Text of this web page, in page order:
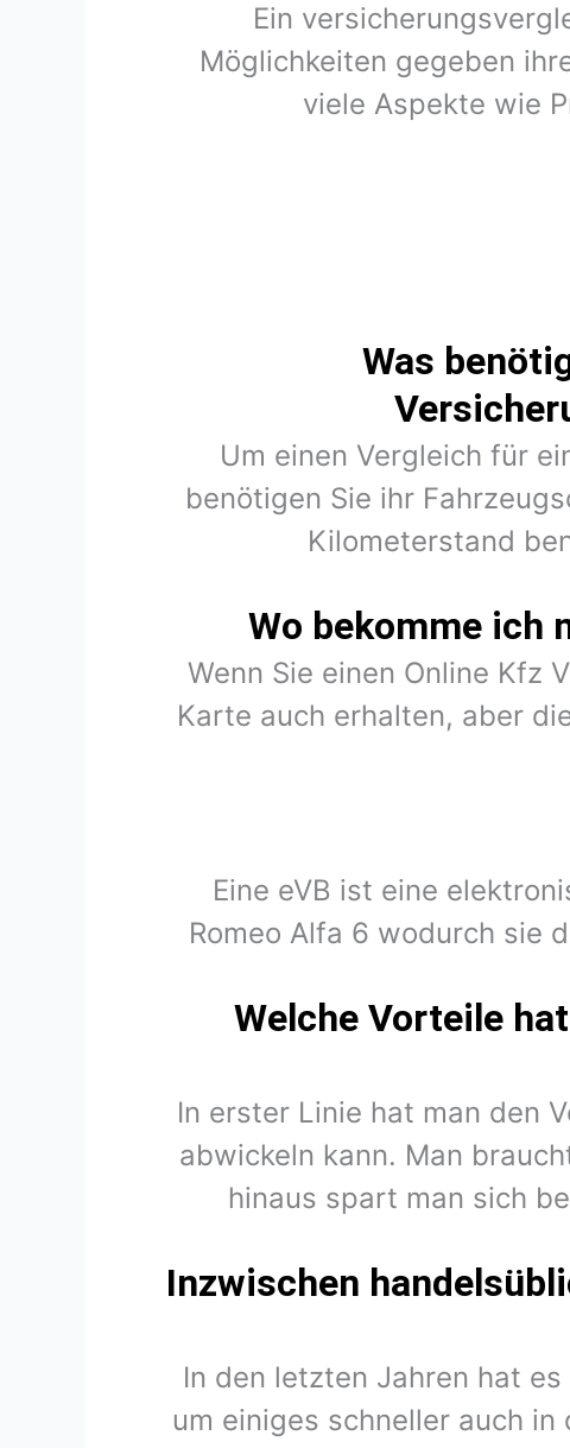
Ein
Möglichkeiten gegeben
viele Aspekte wie
Was
Um einen Vergleich für
benötigen Sie ihr
Kilometerstand
Wo bekomme ich
Wenn Sie einen Online Kfz
Karte auch erhalten, aber
Eine eVB ist eine
Romeo Alfa 6 wodurch sie
Welche Vorteile
In erster Linie hat man den
abwickeln kann. Man
hinaus spart man sich
Inzwischen
In den letzten Jahren hat
um einiges schneller auch